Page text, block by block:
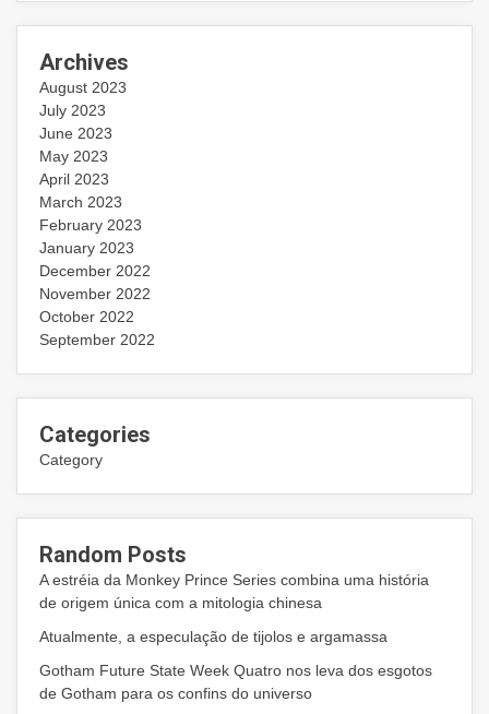
Archives
August 2023
July 2023
June 2023
May 2023
April 2023
March 2023
February 2023
January 2023
December 2022
November 2022
October 2022
September 2022
Categories
Category
Random Posts
A estréia da Monkey Prince Series combina uma história
de origem única com a mitologia chinesa
Atualmente, a especulação de tijolos e argamassa
Gotham Future State Week Quatro nos leva dos esgotos
de Gotham para os confins do universo